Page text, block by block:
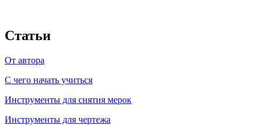
Статьи
От автора
C чего начать учиться
Инструменты для снятия мерок
Инструменты для чертежа